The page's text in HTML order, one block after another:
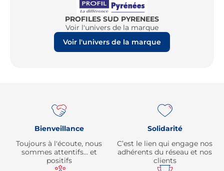
PROFILES SUD PYRENEES
Voir l'univers de la marque
Voir l'univers de la marque
Bienveillance
Toujours à l'écoute, nous
sommes attentifs… et
positifs
Solidarité
C’est le lien qui engage nos
adhérents du réseau et nos
clients